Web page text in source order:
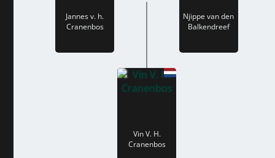
Vin V. H.
Cranenbos
Jannes v. h.
Cranenbos
Njippe van den
Balkendreef